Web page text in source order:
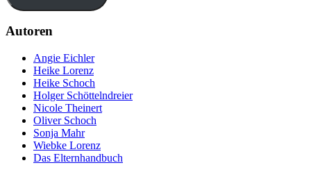
Autoren
Angie Eichler
Heike Lorenz
Heike Schoch
Holger Schöttelndreier
Nicole Theinert
Oliver Schoch
Sonja Mahr
Wiebke Lorenz
Das Elternhandbuch